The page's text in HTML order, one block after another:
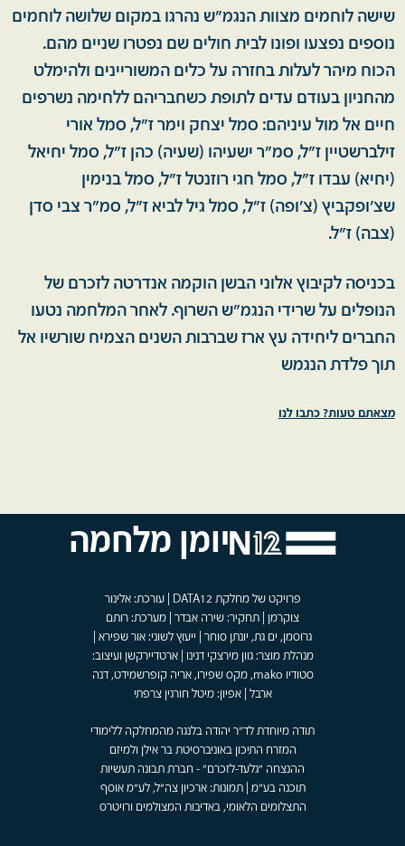
שישה לוחמים מצוות הנגמ"ש נהרגו במקום שלושה לוחמים
נוספים נפצעו ופונו לבית חולים שם נפטרו שניים מהם.
הכוח מיהר לעלות בחזרה על כלים המשוריינים ולהימלט
מהחניון בעודם עדים לתופת כשחבריהם ללחימה נשרפים
חיים אל מול עיניהם: סמל יצחק וימר ז"ל, סמל אורי
זילברשטיין ז"ל, סמ"ר ישעיהו (שעיה) כהן ז"ל, סמל יחיאל
(יחיא) עבדו ז"ל, סמל חגי רוזנטל ז"ל, סמל בנימין
שצ'ופקביץ (צ'ופה) ז"ל, סמל גיל לביא ז"ל, סמ"ר צבי סדן
(צבה) ז"ל.
בכניסה לקיבוץ אלוני הבשן הוקמה אנדרטה לזכרם של
הנופלים על שרידי הנגמ"ש השרוף. לאחר המלחמה נטעו
החברים ליחידה עץ ארז שברבות השנים הצמיח שורשיו אל
תוך פלדת הנגמש
מצאתם טעות? כתבו לנו
יומן מלחמה
פרויקט של מחלקת DATA12 | עורכת: אלינור
צוקרמן | תחקיר: שירה אבדר | מערכת: רותם
גרוסמן, ים גת, יונתן סוחר | ייעוץ לשוני: אור שפירא |
מנהלת מוצר: גוון מירצקי דנינו | ארטדיירקשן ועיצוב:
סטודיו mako, מקס שפירו, אריה קופרשמידט, דנה
ארבל | אפיון: מיטל חורגין צרפתי
תודה מיוחדת לד"ר יהודה בלנגה מהמחלקה ללימודי
המזרח התיכון באוניברסיטת בר אילן ולמיזם
ההנצחה "גלעד-לזכרם" - חברת תבונה תעשיות
תוכנה בע"מ | תמונות: ארכיון צה"ל, לע"מ אוסף
התצלומים הלאומי, באדיבות המצולמים ורויטרס